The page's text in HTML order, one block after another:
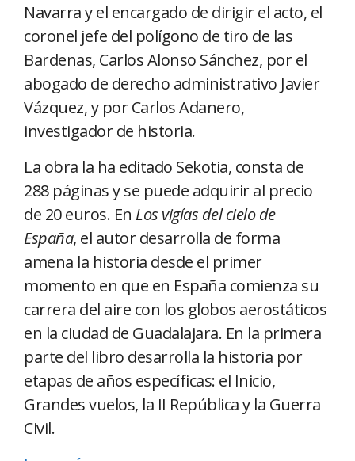
Navarra y el encargado de dirigir el acto, el
coronel jefe del polígono de tiro de las
Bardenas, Carlos Alonso Sánchez, por el
abogado de derecho administrativo Javier
Vázquez, y por Carlos Adanero,
investigador de historia.
La obra la ha editado Sekotia, consta de
288 páginas y se puede adquirir al precio
de 20 euros. En Los vigías del cielo de
España, el autor desarrolla de forma
amena la historia desde el primer
momento en que en España comienza su
carrera del aire con los globos aerostáticos
en la ciudad de Guadalajara. En la primera
parte del libro desarrolla la historia por
etapas de años específicas: el Inicio,
Grandes vuelos, la II República y la Guerra
Civil.